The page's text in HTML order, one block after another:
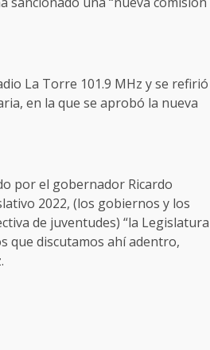
La Torre 101.9 MHz y se refirió
en la que se aprobó la nueva
por el gobernador Ricardo
2022, (los gobiernos y los
de juventudes) “la Legislatura
que discutamos ahí adentro,